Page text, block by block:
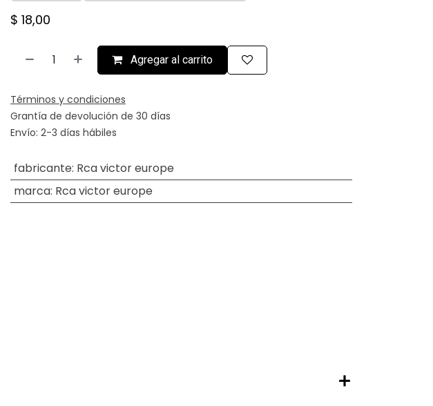
$ 18,00
Agregar al carrito
Términos y condiciones
Grantía de devolución de 30 días
Envío: 2-3 días hábiles
fabricante: Rca victor europe
marca: Rca victor europe